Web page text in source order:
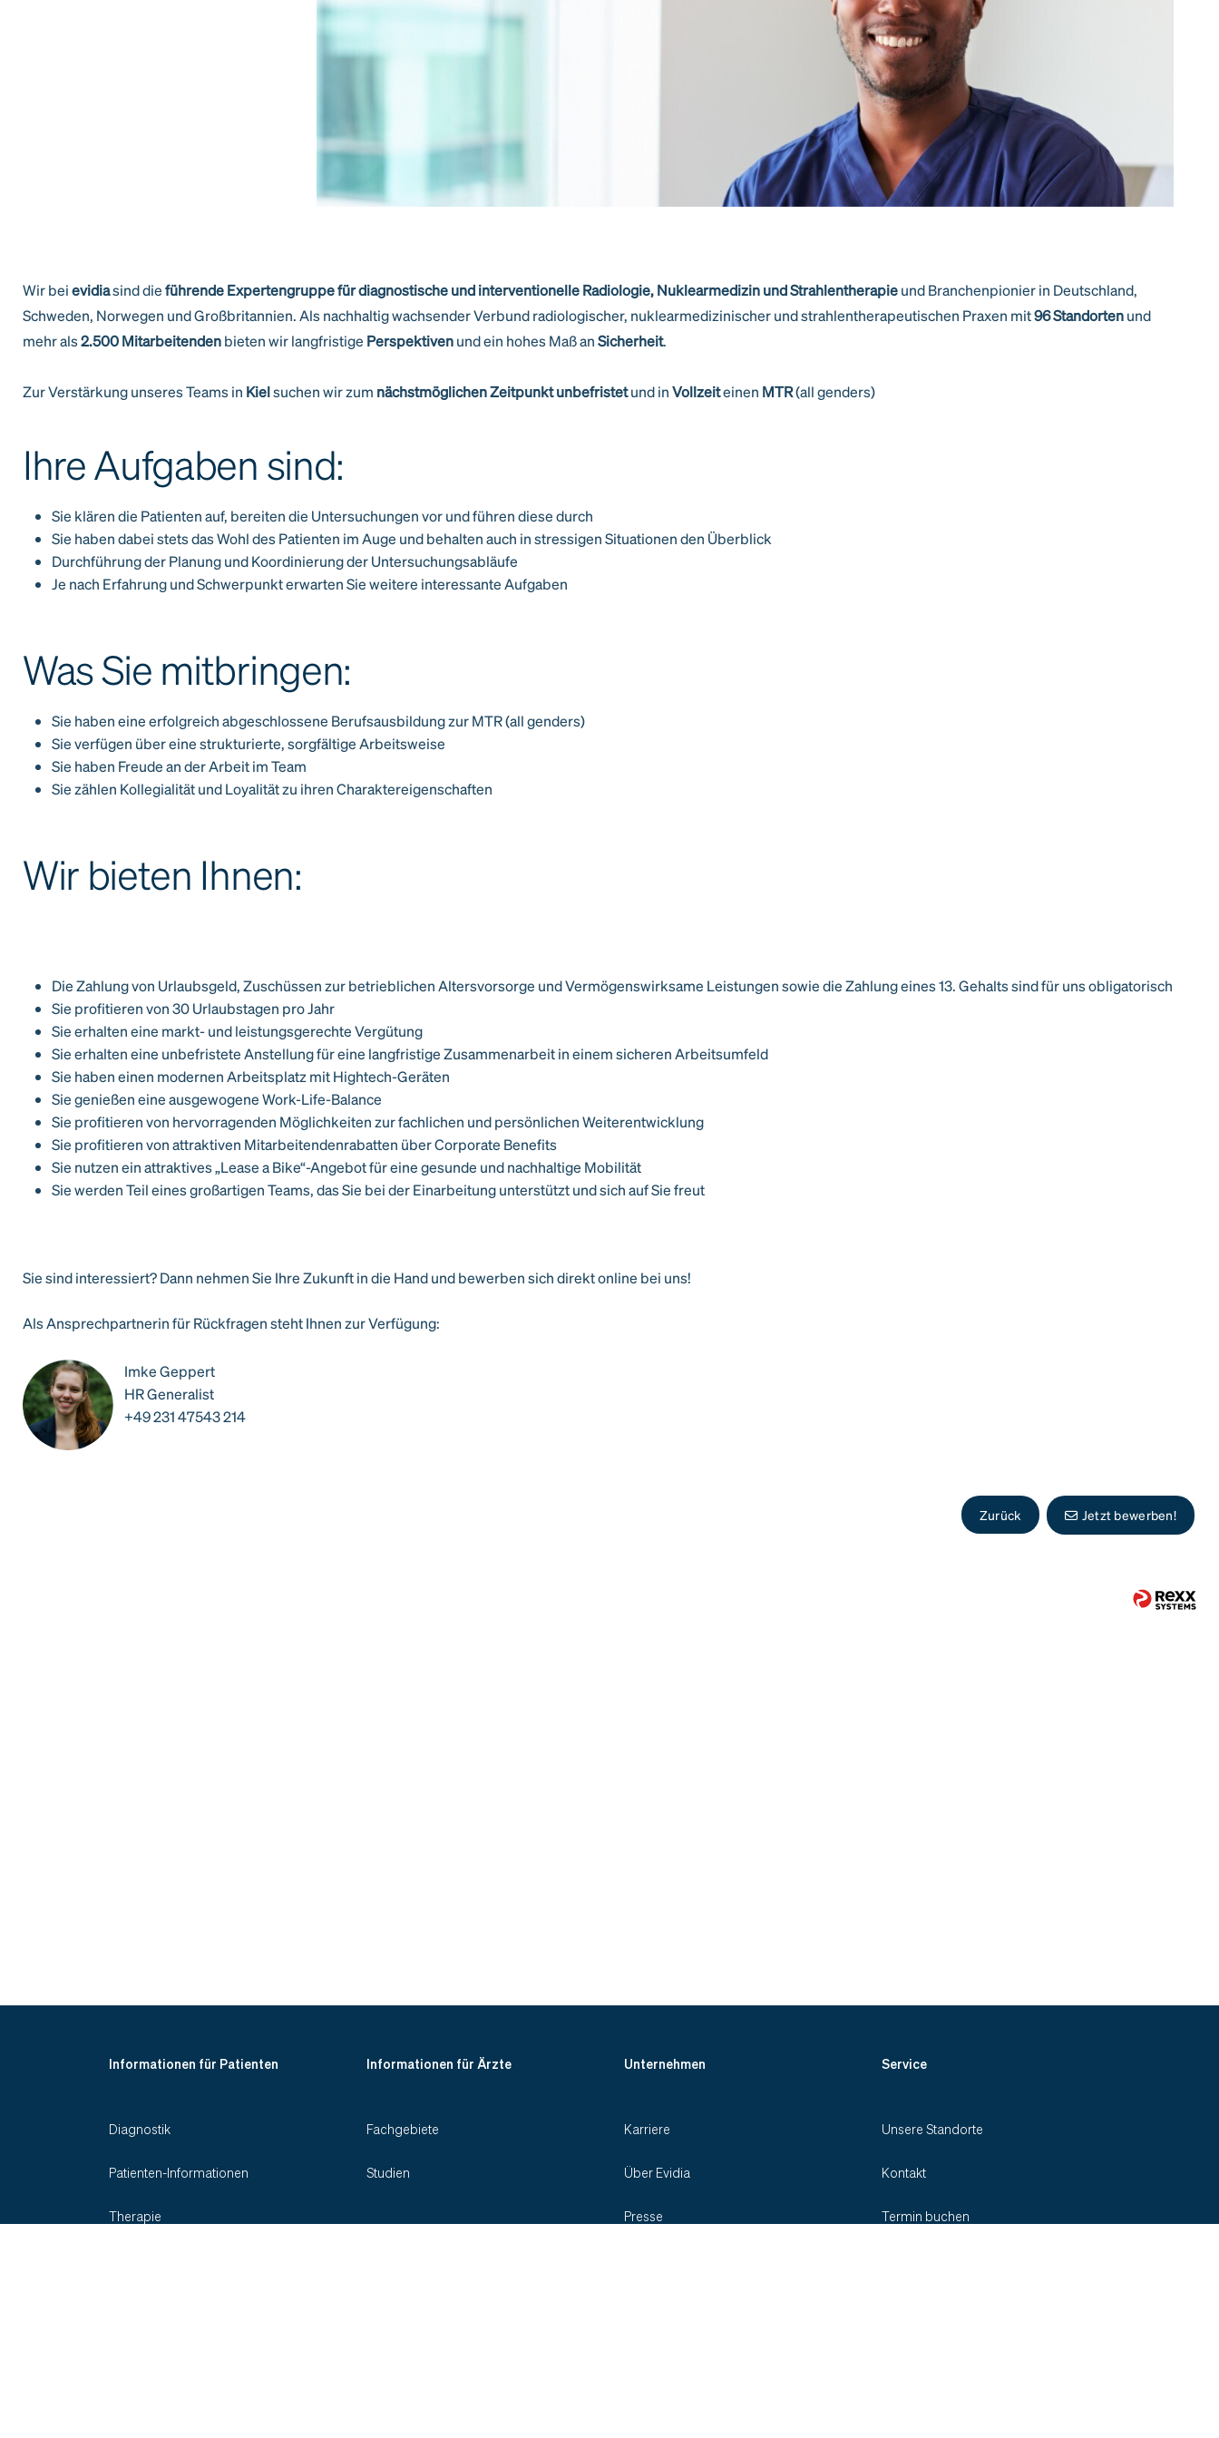
Wir beievidiasind dieführende Expertengruppe für diagnostische und interventionelle Radiologie, Nuklearmedizin und Strahlentherapieund Branchenpionier in Deutschland,
Schweden, Norwegen und Großbritannien. Als nachhaltig wachsender Verbund radiologischer, nuklearmedizinischer und strahlentherapeutischen Praxen mit96 Standortenund
mehr als2.500 Mitarbeitendenbieten wir langfristige Perspektivenund ein hohes Maß anSicherheit.
Zur Verstärkung unseres Teams in Kielsuchen wir zum nächstmöglichen Zeitpunktunbefristetund inVollzeiteinen MTR(all genders)
Ihre Aufgaben sind:
Sie klären die Patienten auf, bereiten die Untersuchungen vor und führen diese durch
Sie haben dabei stets das Wohl des Patienten im Auge und behalten auch in stressigen Situationen den Überblick
Durchführung der Planung und Koordinierung der Untersuchungsabläufe
Je nach Erfahrung und Schwerpunkt erwarten Sie weitere interessante Aufgaben
Was Sie mitbringen:
Sie haben eine erfolgreich abgeschlossene Berufsausbildung zur MTR (all genders)
Sie verfügen über eine strukturierte, sorgfältige Arbeitsweise
Sie haben Freude an der Arbeit im Team
Sie zählen Kollegialität und Loyalität zu ihren Charaktereigenschaften
Wir bieten Ihnen:
Die Zahlung von Urlaubsgeld, Zuschüssen zur betrieblichen Altersvorsorge und Vermögenswirksame Leistungen sowie die Zahlung eines 13. Gehalts sind für uns obligatorisch
Sie profitieren von 30 Urlaubstagen pro Jahr
Sie erhalten eine markt- und leistungsgerechte Vergütung
Sie erhalten eine unbefristete Anstellung für eine langfristige Zusammenarbeit in einem sicheren Arbeitsumfeld
Sie haben einen modernen Arbeitsplatz mit Hightech-Geräten
Sie genießen eine ausgewogene Work-Life-Balance
Sie profitieren von hervorragenden Möglichkeiten zur fachlichen und persönlichen Weiterentwicklung
Sie profitieren von attraktiven Mitarbeitendenrabatten über Corporate Benefits
Sie nutzen ein attraktives „Lease a Bike“-Angebot für eine gesunde und nachhaltige Mobilität
Sie werden Teil eines großartigen Teams, das Sie bei der Einarbeitung unterstützt und sich auf Sie freut
Sie sind interessiert? Dann nehmen Sie Ihre Zukunft in die Hand und bewerben sich direkt online bei uns!
Als Ansprechpartnerin für Rückfragen steht Ihnen zur Verfügung:
Imke Geppert
HR Generalist
+49 231 47543 214
Zurück Jetzt bewerben!
Informationen für Patienten
Diagnostik
Patienten-Informationen
Therapie
Informationen für Ärzte
Fachgebiete
Studien
Unternehmen
Karriere
Über Evidia
Presse
Service
Unsere Standorte
Kontakt
Termin buchen